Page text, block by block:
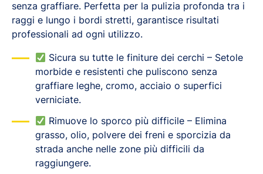
senza graffiare. Perfetta per la pulizia profonda tra i
raggi e lungo i bordi stretti, garantisce risultati
professionali ad ogni utilizzo.
Sicura su tutte le finiture dei cerchi – Setole
morbide e resistenti che puliscono senza
graffiare leghe, cromo, acciaio o superfici
verniciate.
Rimuove lo sporco più difficile – Elimina
grasso, olio, polvere dei freni e sporcizia da
strada anche nelle zone più difficili da
raggiungere.